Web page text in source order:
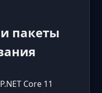
пакеты
Core 11